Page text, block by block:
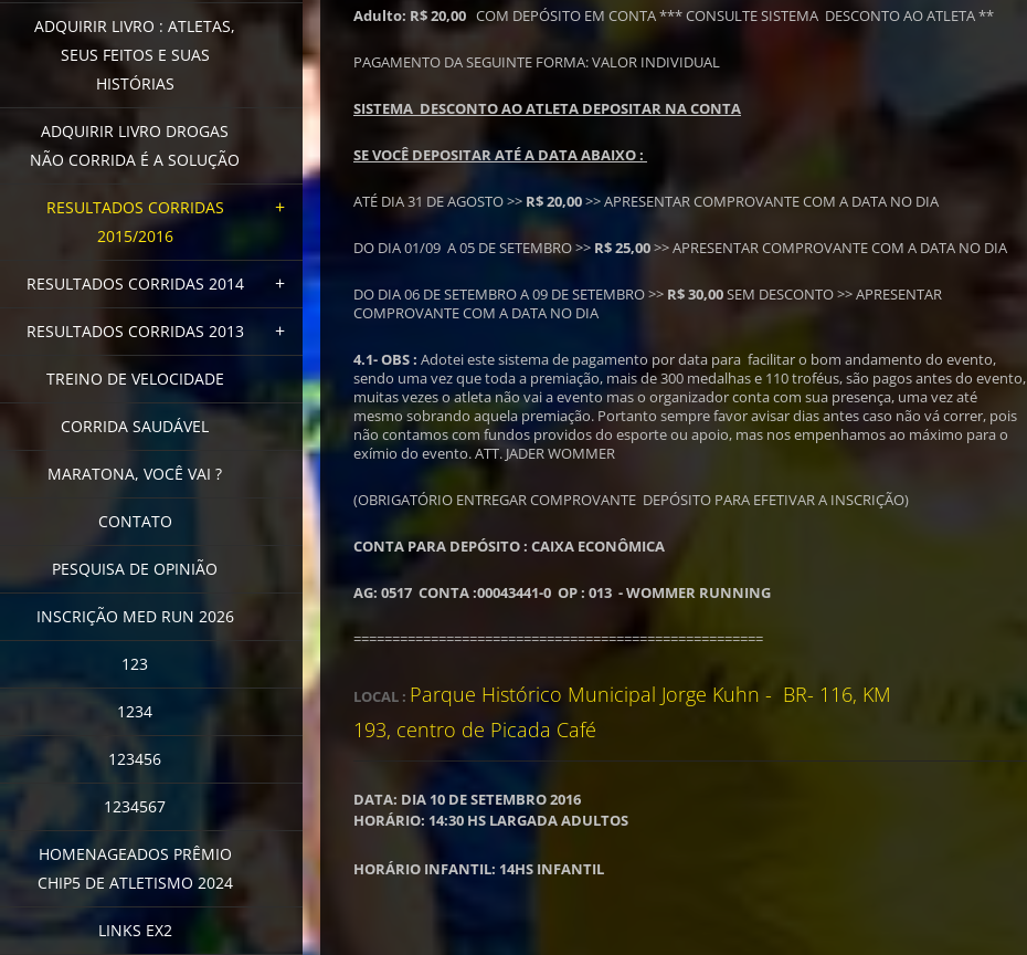
ADQUIRIR LIVRO : ATLETAS,
SEUS FEITOS E SUAS
HISTÓRIAS
ADQUIRIR LIVRO DROGAS
NÃO CORRIDA É A SOLUÇÃO
RESULTADOS CORRIDAS
2015/2016
RESULTADOS CORRIDAS 2014
RESULTADOS CORRIDAS 2013
TREINO DE VELOCIDADE
CORRIDA SAUDÁVEL
MARATONA, VOCÊ VAI ?
CONTATO
PESQUISA DE OPINIÃO
INSCRIÇÃO MED RUN 2026
123
1234
123456
1234567
HOMENAGEADOS PRÊMIO
CHIP5 DE ATLETISMO 2024
LINKS EX2
Adulto: R$ 20,00 COM DEPÓSITO EM CONTA *** CONSULTE SISTEMA DESCONTO AO ATLETA **
PAGAMENTO DA SEGUINTE FORMA: VALOR INDIVIDUAL
SISTEMA DESCONTO AO ATLETA DEPOSITAR NA CONTA
SE VOCÊ DEPOSITAR ATÉ A DATA ABAIXO :
ATÉ DIA 31 DE AGOSTO >> R$ 20,00>> APRESENTAR COMPROVANTE COM A DATA NO DIA
DO DIA 01/09 A 05 DE SETEMBRO >> R$ 25,00>> APRESENTAR COMPROVANTE COM A DATA NO DIA
DO DIA 06 DE SETEMBRO A 09 DE SETEMBRO >> R$ 30,00SEM DESCONTO >> APRESENTAR
COMPROVANTE COM A DATA NO DIA
4.1- OBS : Adotei este sistema de pagamento por data para facilitar o bom andamento do evento,
sendo uma vez que toda a premiação, mais de 300 medalhas e 110 troféus, são pagos antes do evento,
muitas vezes o atleta não vai a evento mas o organizador conta com sua presença, uma vez até
mesmo sobrando aquela premiação. Portanto sempre favor avisar dias antes caso não vá correr, pois
não contamos com fundos providos do esporte ou apoio, mas nos empenhamos ao máximo para o
exímio do evento. ATT. JADER WOMMER
(OBRIGATÓRIO ENTREGAR COMPROVANTE DEPÓSITO PARA EFETIVAR A INSCRIÇÃO)
CONTA PARA DEPÓSITO : CAIXA ECONÔMICA
AG: 0517 CONTA :00043441-0 OP : 013 - WOMMER RUNNING
=====================================================
LOCAL : Parque Histórico Municipal Jorge Kuhn - BR- 116, KM
193, centro de Picada Café
DATA: DIA 10 DE SETEMBRO 2016
HORÁRIO: 14:30 HS LARGADA ADULTOS
HORÁRIO INFANTIL: 14HS INFANTIL